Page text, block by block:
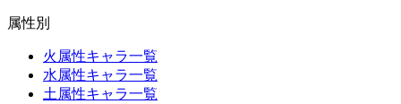
属性別
火属性キャラ一覧
水属性キャラ一覧
土属性キャラ一覧